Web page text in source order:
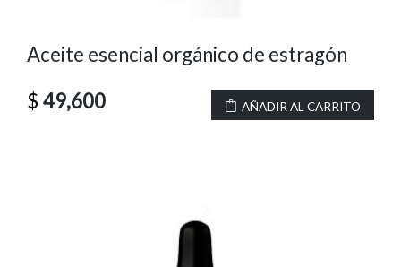
Aceite esencial orgánico de estragón
$ 49,600 AÑADIR AL CARRITO